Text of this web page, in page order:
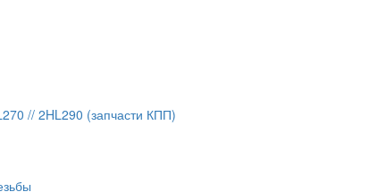
// 2HL290 (запчасти КПП)